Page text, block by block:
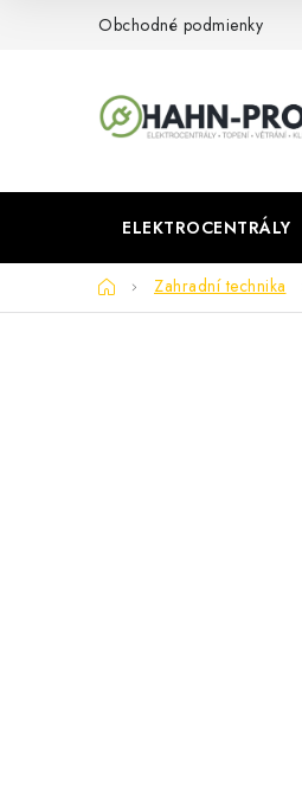
Obchodné podmienky
ELEKTROCENTRÁLY
DomovZahradní technika